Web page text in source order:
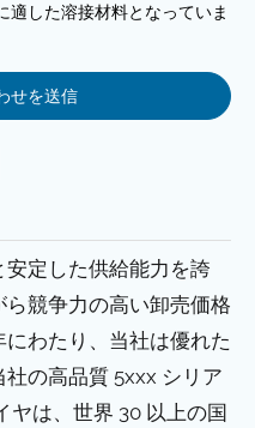
適した溶接材料となっていま
せを送信
定した供給能力を誇
競争力の高い卸売価格
わたり、当社は優れた
の高品質 5xxx シリア
ヤは、世界 30 以上の国